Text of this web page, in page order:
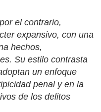
el contrario,
expansivo, con una
hechos,
Su estilo contrasta
un enfoque
penal y en la
de los delitos